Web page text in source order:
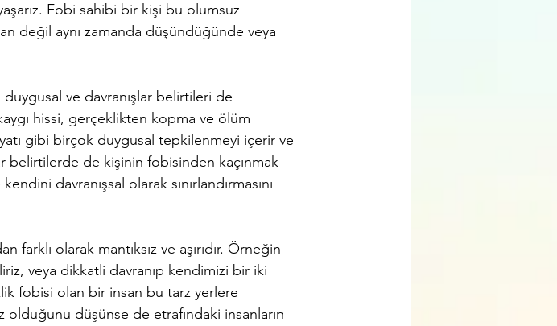
Fobi sahibi bir kişi bu olumsuz
değil aynı zamanda düşündüğünde veya
duygusal ve davranışlar belirtileri de
hissi, gerçeklikten kopma ve ölüm
gibi birçok duygusal tepkilenmeyi içerir ve
belirtilerde de kişinin fobisinden kaçınmak
davranışsal olarak sınırlandırmasını
olarak mantıksız ve aşırıdır. Örneğin
veya dikkatli davranıp kendimizi bir iki
fobisi olan bir insan bu tarz yerlere
olduğunu düşünse de etrafındaki insanların